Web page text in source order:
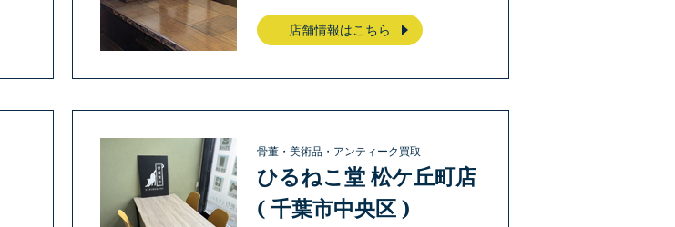
店舗情報はこちら
骨董・美術品・アンティーク買取
ひるねこ堂 松ケ丘町店
( 千葉市中央区 )